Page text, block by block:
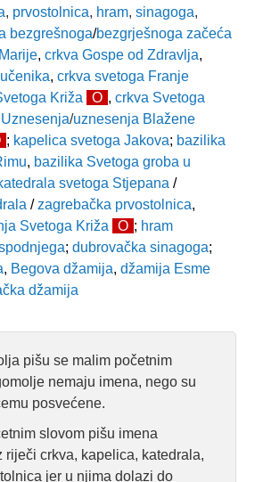
, prvostolnica, hram, sinagoga,
bezgrešnoga/bezgrješnoga začeća
, crkva Gospe od Zdravlja,
, crkva svetoga Franje
Križa O , crkva Svetoga
/uznesenja Blažene
; kapelica svetoga Jakova; bazilika
, bazilika Svetoga groba u
svetoga Stjepana /
/zagrebačka prvostolnica,
Svetoga Križa
O ; hram
; dubrovačka sinagoga;
, Begova džamija, džamija Esme
džamija
pišu se malim početnim
nemaju imena, nego su
posvećene.
slovom pišu imena
riječi crkva, kapelica, katedrala,
jer u njima dolazi do